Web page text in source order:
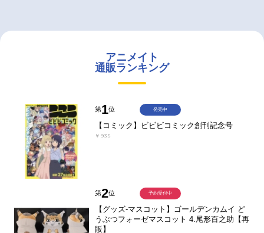
アニメイト
通販ランキング
第1位
【コミック】ビビビコミック創刊記念号
￥935
発売中
第2位
【グッズ-マスコット】ゴールデンカムイ ど
うぶつフォーゼマスコット 4.尾形百之助【再
販】
予約受付中